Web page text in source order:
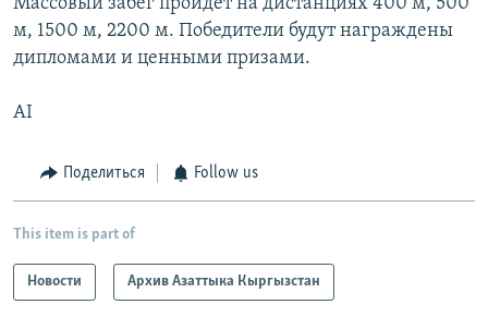
Массовый забег пройдет на дистанциях 400 м, 500
м, 1500 м, 2200 м. Победители будут награждены
дипломами и ценными призами.
AI
Поделиться Follow us
This item is part of
Новости Архив Азаттыка Кыргызстан